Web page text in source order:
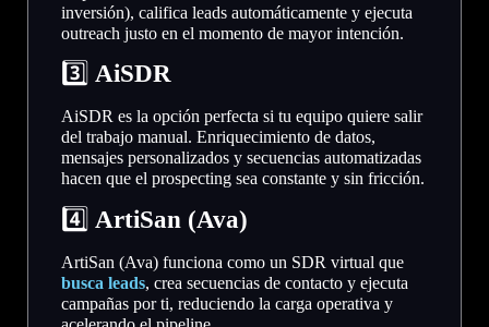
inversión), califica leads automáticamente y ejecuta
outreach justo en el momento de mayor intención.
3️⃣ AiSDR
AiSDR es la opción perfecta si tu equipo quiere salir
del trabajo manual. Enriquecimiento de datos,
mensajes personalizados y secuencias automatizadas
hacen que el prospecting sea constante y sin fricción.
4️⃣ ArtiSan (Ava)
ArtiSan (Ava) funciona como un SDR virtual que
busca leads, crea secuencias de contacto y ejecuta
campañas por ti, reduciendo la carga operativa y